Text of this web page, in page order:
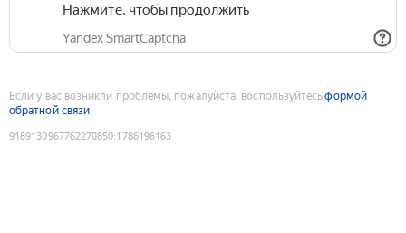
Нажмите, чтобы продолжить
Yandex SmartCaptcha
Если у вас возникли проблемы, пожалуйста, воспользуйтесьформой
обратной связи
9189130967762270850:1786196163